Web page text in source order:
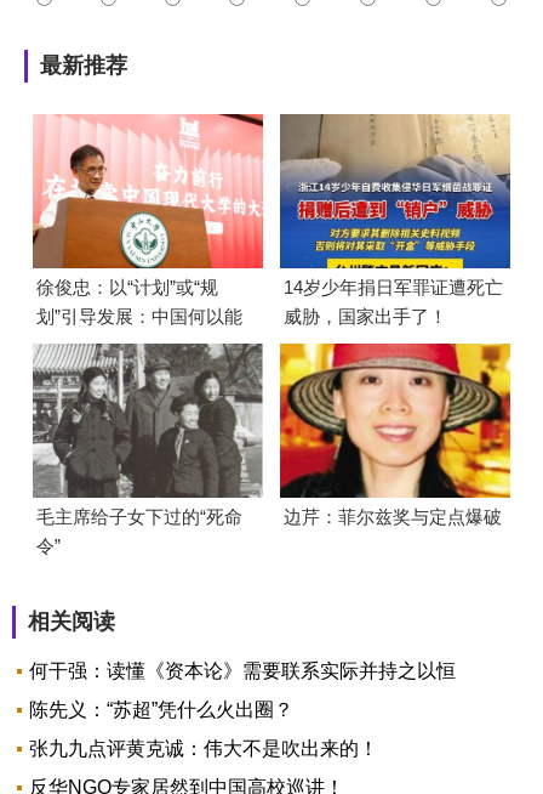
最新推荐
徐俊忠：以“计划”或“规
划”引导发展：中国何以能
够成功
14岁少年捐日军罪证遭死亡
威胁，国家出手了！
毛主席给子女下过的“死命
令”
边芹：菲尔兹奖与定点爆破
相关阅读
何干强：读懂《资本论》需要联系实际并持之以恒
陈先义：“苏超”凭什么火出圈？
张九九点评黄克诚：伟大不是吹出来的！
反华NGO专家居然到中国高校巡讲！